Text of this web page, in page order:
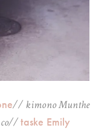
// kimono Munthe
taske Emily